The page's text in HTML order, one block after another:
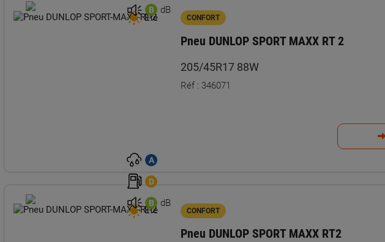
Été
B dB
CONFORT
Pneu DUNLOP SPORT MAXX RT 2
205/45R17 88W
Réf : 346071
Été
A
D
B dB
CONFORT
Pneu DUNLOP SPORT MAXX RT2